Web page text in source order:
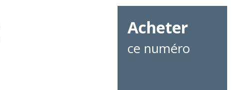
Acheter
ce numéro